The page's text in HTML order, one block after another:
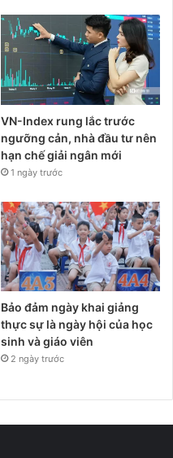
VN-Index rung lắc trước
ngưỡng cản, nhà đầu tư nên
hạn chế giải ngân mới
1 ngày trước
Bảo đảm ngày khai giảng
thực sự là ngày hội của học
sinh và giáo viên
2 ngày trước